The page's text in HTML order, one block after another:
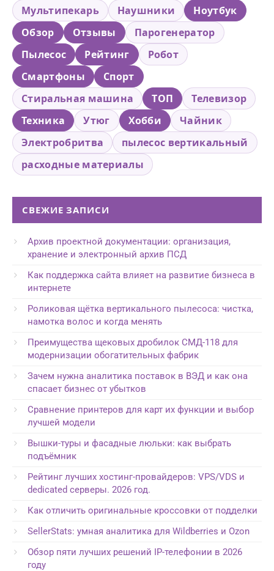
Мультипекарь Наушники
Ноутбук
Обзор
Отзывы
Парогенератор
Пылесос
Рейтинг
Робот
Смартфоны
Спорт
Стиральная машина
ТОП
Телевизор
Техника
Утюг Хобби
Чайник
Электробритва
пылесос вертикальный
расходные материалы
СВЕЖИЕ ЗАПИСИ
Архив проектной документации: организация,
хранение и электронный архив ПСД
Как поддержка сайта влияет на развитие бизнеса в
интернете
Роликовая щётка вертикального пылесоса: чистка,
намотка волос и когда менять
Преимущества щековых дробилок СМД-118 для
модернизации обогатительных фабрик
Зачем нужна аналитика поставок в ВЭД и как она
спасает бизнес от убытков
Сравнение принтеров для карт их функции и выбор
лучшей модели
Вышки-туры и фасадные люльки: как выбрать
подъёмник
Рейтинг лучших хостинг-провайдеров: VPS/VDS и
dedicated серверы. 2026 год.
Как отличить оригинальные кроссовки от подделки
SellerStats: умная аналитика для Wildberries и Ozon
Обзор пяти лучших решений IP-телефонии в 2026
году